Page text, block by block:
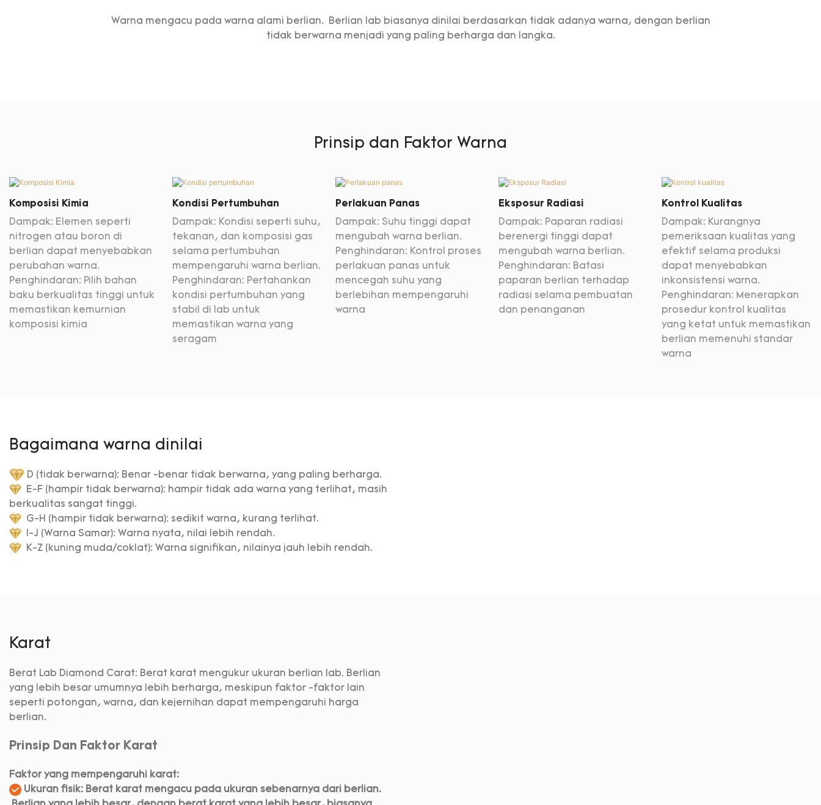
Warna mengacu pada warna alami berlian. Berlian lab biasanya dinilai berdasarkan tidak adanya warna, dengan berlian
tidak berwarna menjadi yang paling berharga dan langka.
Prinsip dan Faktor Warna
Komposisi Kimia
Dampak: Elemen seperti
nitrogen atau boron di
berlian dapat menyebabkan
perubahan warna.
Penghindaran: Pilih bahan
baku berkualitas tinggi untuk
memastikan kemurnian
komposisi kimia
Kondisi Pertumbuhan
Dampak: Kondisi seperti suhu,
tekanan, dan komposisi gas
selama pertumbuhan
mempengaruhi warna berlian.
Penghindaran: Pertahankan
kondisi pertumbuhan yang
stabil di lab untuk
memastikan warna yang
seragam
Perlakuan Panas
Dampak: Suhu tinggi dapat
mengubah warna berlian.
Penghindaran: Kontrol proses
perlakuan panas untuk
mencegah suhu yang
berlebihan mempengaruhi
warna
Eksposur Radiasi
Dampak: Paparan radiasi
berenergi tinggi dapat
mengubah warna berlian.
Penghindaran: Batasi
paparan berlian terhadap
radiasi selama pembuatan
dan penanganan
Kontrol Kualitas
Dampak: Kurangnya
pemeriksaan kualitas yang
efektif selama produksi
dapat menyebabkan
inkonsistensi warna.
Penghindaran: Menerapkan
prosedur kontrol kualitas
yang ketat untuk memastikan
berlian memenuhi standar
warna
Bagaimana warna dinilai
D (tidak berwarna): Benar -benar tidak berwarna, yang paling berharga.
E-F (hampir tidak berwarna): hampir tidak ada warna yang terlihat, masih
berkualitas sangat tinggi.
G-H (hampir tidak berwarna): sedikit warna, kurang terlihat.
I-J (Warna Samar): Warna nyata, nilai lebih rendah.
K-Z (kuning muda/coklat): Warna signifikan, nilainya jauh lebih rendah.
Karat
Berat Lab Diamond Carat: Berat karat mengukur ukuran berlian lab. Berlian
yang lebih besar umumnya lebih berharga, meskipun faktor -faktor lain
seperti potongan, warna, dan kejernihan dapat mempengaruhi harga
berlian.
Prinsip Dan Faktor Karat
Faktor yang mempengaruhi karat:
Ukuran fisik: Berat karat mengacu pada ukuran sebenarnya dari berlian.